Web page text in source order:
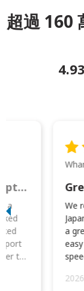
超過 160
This was wonderful option to a family of four. Everything worked smoothly.
a
to
We
a